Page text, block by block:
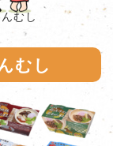
むし
むし